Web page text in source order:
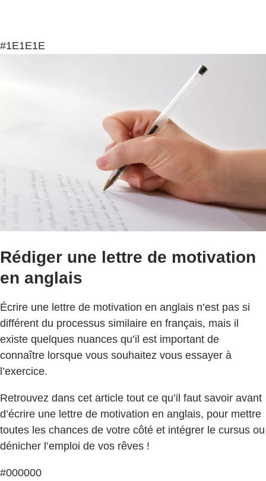
#1E1E1E
Rédiger une lettre de motivation
en anglais
Écrire une lettre de motivation en anglais n’est pas si
différent du processus similaire en français, mais il
existe quelques nuances qu’il est important de
connaître lorsque vous souhaitez vous essayer à
l’exercice.
Retrouvez dans cet article tout ce qu’il faut savoir avant
d’écrire une lettre de motivation en anglais, pour mettre
toutes les chances de votre côté et intégrer le cursus ou
dénicher l’emploi de vos rêves !
#000000